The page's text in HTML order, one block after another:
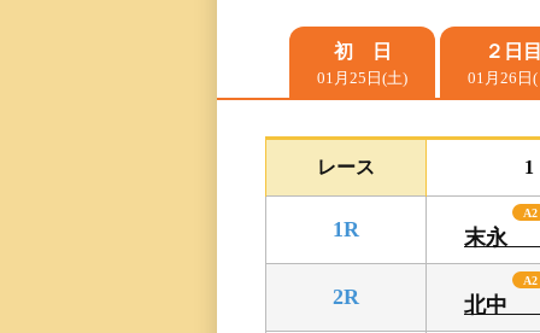
レース一覧
レース結果一覧
モーター抽選結果・
前検タイムランキン
得点率ランキング
初 日
01月25日(土)
２日
01月26日
レース 1
1R
A2
末永
2R
A2
北中